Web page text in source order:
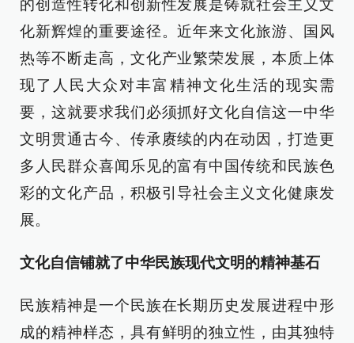
的创造性转化和创新性发展是铸就社会主义文
化新辉煌的重要途径。近年来文化旅游、国风
热等不断走高，文化产业繁荣发展，本质上体
现了人民大众对丰富精神文化生活的现实需
要，这就要求我们必须抓好文化自信这一中华
文明贯通古今、传承赓续的内在动因，打造更
多人民群众喜闻乐见的富有中国传统和民族色
彩的文化产品，积极引导社会主义文化健康发
展。
文化自信铺就了中华民族现代文明的精神基石
民族精神是一个民族在长期历史发展进程中形
成的精神样态，具有鲜明的独立性，由其独特